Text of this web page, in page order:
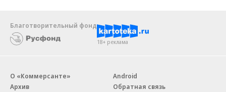
Благотворительный фонд
18+ реклама
О «Коммерсанте»
Архив
Android
Обратная связь